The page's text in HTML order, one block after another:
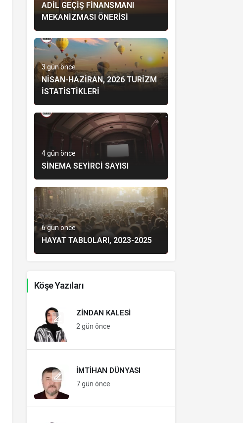
ADIL GEÇIŞ FINANSMANI
MEKANIZMASI ÖNERISI
3 gün önce
NISAN-HAZIRAN, 2026 TURIZM
İSTATISTIKLERI
4 gün önce
SINEMA SEYIRCI SAYISI
6 gün önce
HAYAT TABLOLARI, 2023-2025
Köşe Yazıları
ZINDAN KALESI
2 gün önce
İMTIHAN DÜNYASI
7 gün önce